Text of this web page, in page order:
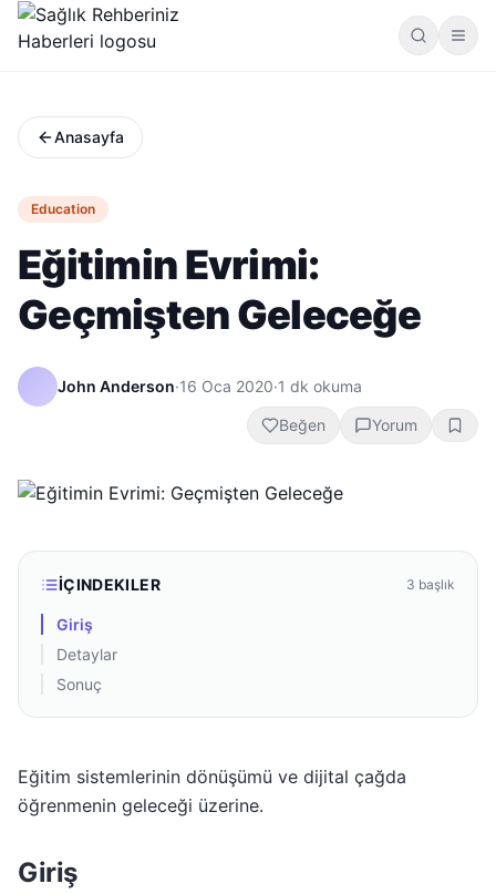
Anasayfa
Education
Eğitimin Evrimi:
Geçmişten Geleceğe
John Anderson·16 Oca 2020·1 dk okuma
Beğen Yorum
İÇINDEKILER 3 başlık
Giriş
Detaylar
Sonuç
Eğitim sistemlerinin dönüşümü ve dijital çağda
öğrenmenin geleceği üzerine.
Giriş